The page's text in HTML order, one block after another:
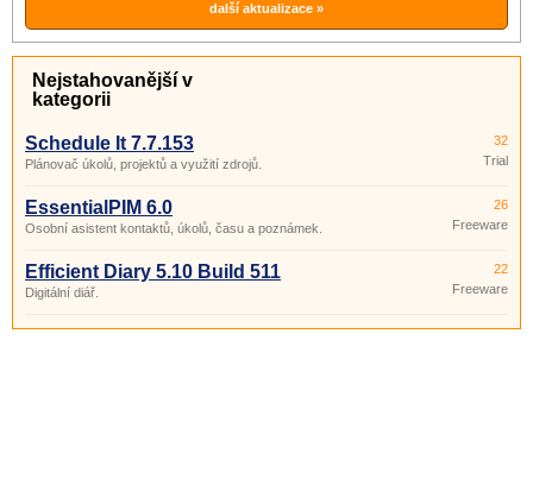
další aktualizace »
Nejstahovanější v
kategorii
Schedule It 7.7.153
Plánovač úkolů, projektů a využití zdrojů.
32
Trial
EssentialPIM 6.0
Osobní asistent kontaktů, úkolů, času a poznámek.
26
Freeware
Efficient Diary 5.10 Build 511
Digitální diář.
22
Freeware